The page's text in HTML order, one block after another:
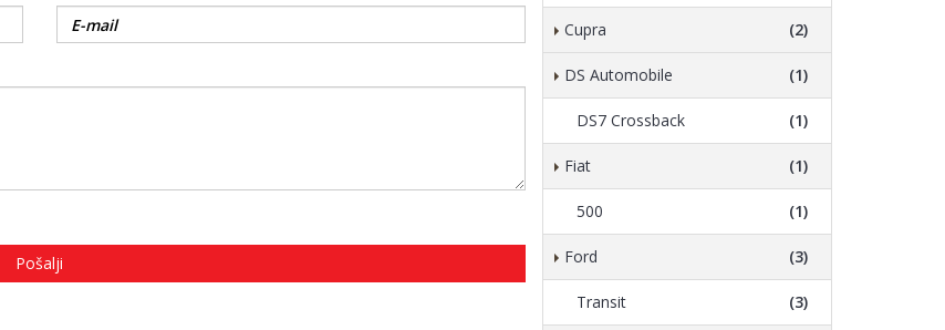
Cupra (2)
DS Automobile (1)
DS7 Crossback (1)
Fiat (1)
500 (1)
Ford (3)
Transit (3)